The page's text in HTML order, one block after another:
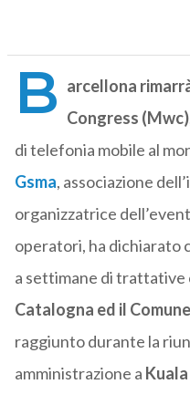
B arcellona
Congress (Mwc)
di telefonia mobile al
Gsma, associazione
organizzatrice
operatori, ha dichiarato
a settimane di trattative
Catalogna ed il
raggiunto durante la
amministrazione a